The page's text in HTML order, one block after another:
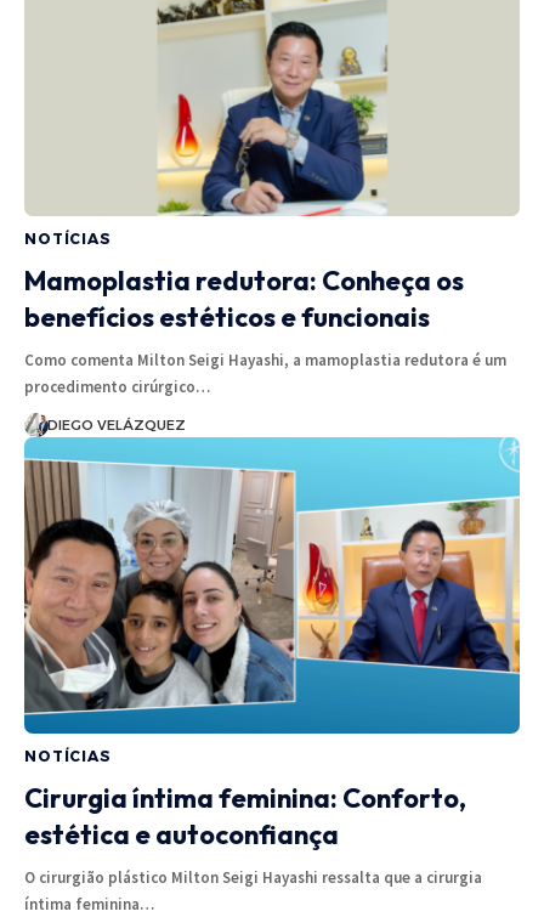
NOTÍCIAS
Mamoplastia redutora: Conheça os
benefícios estéticos e funcionais
Como comenta Milton Seigi Hayashi, a mamoplastia redutora é um
procedimento cirúrgico…
DIEGO VELÁZQUEZ
NOTÍCIAS
Cirurgia íntima feminina: Conforto,
estética e autoconfiança
O cirurgião plástico Milton Seigi Hayashi ressalta que a cirurgia
íntima feminina…